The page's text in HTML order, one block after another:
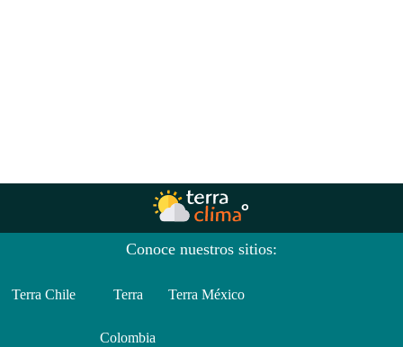
Conoce nuestros sitios:
Terra Chile Terra
Colombia
Terra México